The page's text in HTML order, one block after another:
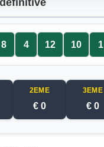
8 4 12 10 1
2EME
€ 0
3EME
€ 0